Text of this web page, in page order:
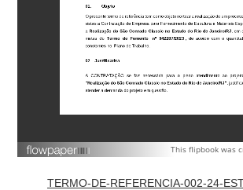
This flipbook was
TERMO-DE-REFERENCIA-002-24-